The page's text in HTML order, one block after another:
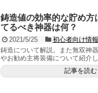
鋳造値の効率的な貯め方
てるべき神器は何？
2021/5/25
初心者向け情報
鋳造について解説。また無双神
やお勧め主将装備について紹介し
記事を読む